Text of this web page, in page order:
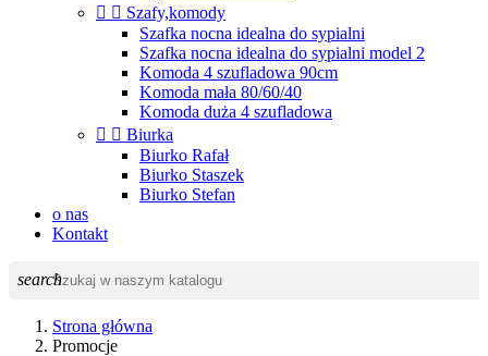
  Szafy,komody
Szafka nocna idealna do sypialni
Szafka nocna idealna do sypialni model 2
Komoda 4 szufladowa 90cm
Komoda mała 80/60/40
Komoda duża 4 szufladowa
  Biurka
Biurko Rafał
Biurko Staszek
Biurko Stefan
o nas
Kontakt
search
Strona główna
Promocje